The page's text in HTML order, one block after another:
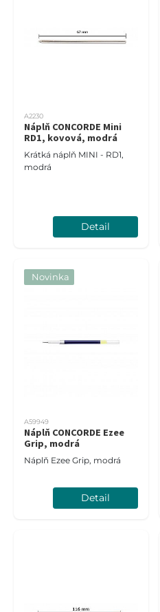
A2230
Náplň CONCORDE Mini
RD1, kovová, modrá
Krátká náplň MINI - RD1,
modrá
Detail
Novinka
A59949
Náplň CONCORDE Ezee
Grip, modrá
Náplň Ezee Grip, modrá
Detail